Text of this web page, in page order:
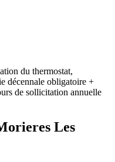
du thermostat,
décennale obligatoire +
de sollicitation annuelle
Les